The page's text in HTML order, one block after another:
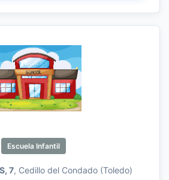
Escuela Infantil
7, Cedillo del Condado (Toledo)